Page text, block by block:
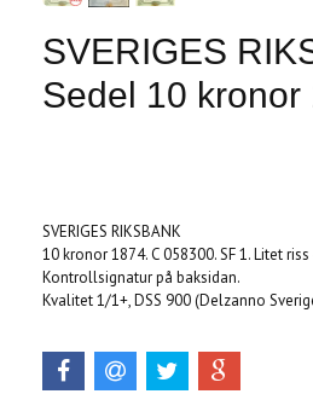
SVERIGES
Sedel 10 kronor
SVERIGES RIKSBANK
10 kronor 1874. C 058300. SF 1. Litet
Kontrollsignatur på baksidan.
Kvalitet 1/1+, DSS 900 (Delzanno